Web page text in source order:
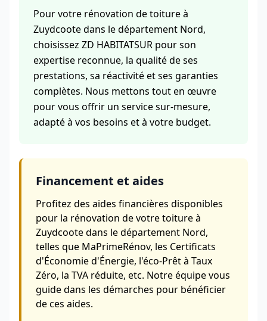
Pour votre rénovation de toiture à
Zuydcoote dans le département Nord,
choisissez ZD HABITATSUR pour son
expertise reconnue, la qualité de ses
prestations, sa réactivité et ses garanties
complètes. Nous mettons tout en œuvre
pour vous offrir un service sur-mesure,
adapté à vos besoins et à votre budget.
Financement et aides
Profitez des aides financières disponibles
pour la rénovation de votre toiture à
Zuydcoote dans le département Nord,
telles que MaPrimeRénov, les Certificats
d'Économie d'Énergie, l'éco-Prêt à Taux
Zéro, la TVA réduite, etc. Notre équipe vous
guide dans les démarches pour bénéficier
de ces aides.